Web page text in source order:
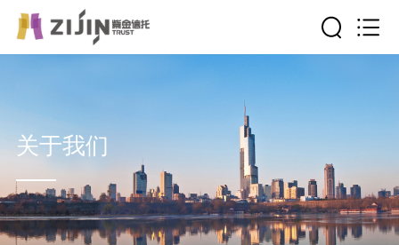
关于我们